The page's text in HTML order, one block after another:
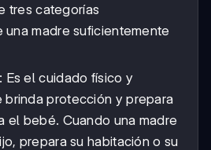
tres categorías
madre suficientemente
Es el cuidado físico y
brinda protección y prepara
el bebé. Cuando una madre
prepara su habitación o su